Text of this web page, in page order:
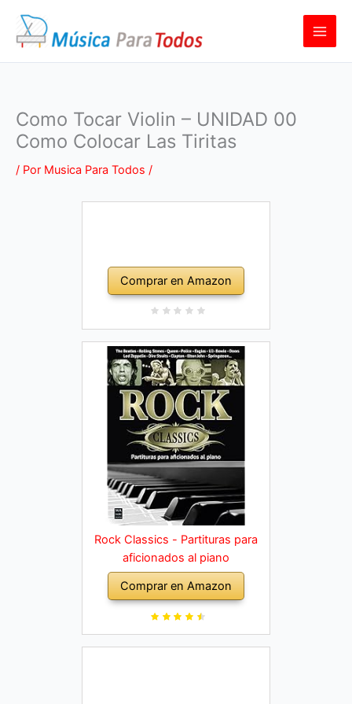
contenido
Como Tocar Violin – UNIDAD 00
Como Colocar Las Tiritas
/ Por Musica Para Todos /
Comprar en Amazon
Rock Classics - Partituras para
aficionados al piano
Comprar en Amazon